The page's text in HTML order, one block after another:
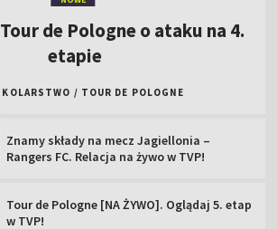
Tour de Pologne [NA ŻYWO]. Oglądaj 5. etap
Czesław Lang tłumaczy decyzję o skróceniu
Czwarty etap skrócony! Nowy lider 83. Tour